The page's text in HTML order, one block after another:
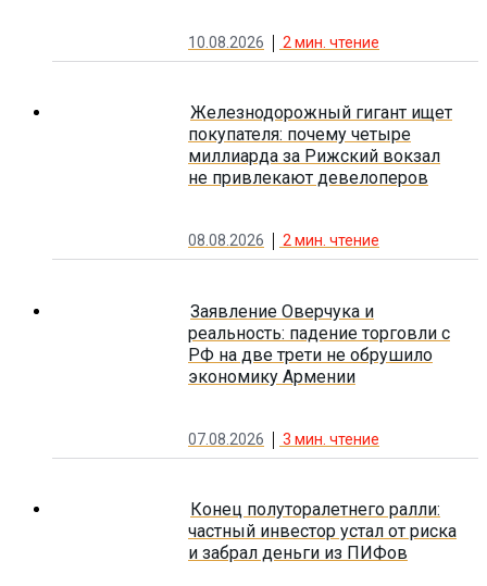
10.08.2026 2 мин. чтение
Железнодорожный гигант ищет
покупателя: почему четыре
миллиарда за Рижский вокзал
не привлекают девелоперов
08.08.2026 2мин. чтение
Заявление Оверчука и
реальность: падение торговли с
РФ на две трети не обрушило
экономику Армении
07.08.2026 3 мин. чтение
Конец полуторалетнего ралли:
частный инвестор устал от риска
и забрал деньги из ПИФов